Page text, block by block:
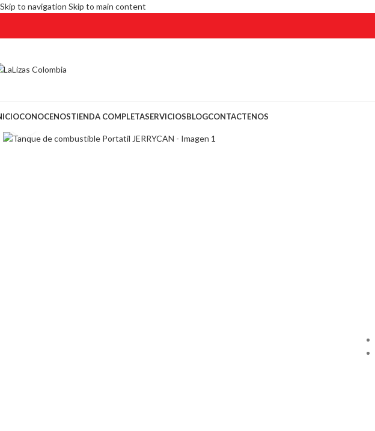
Skip to navigation Skip to main content
CONOCENOSTIENDA COMPLETASERVICIOSBLOGCONTACTENOS
Click to enlarge